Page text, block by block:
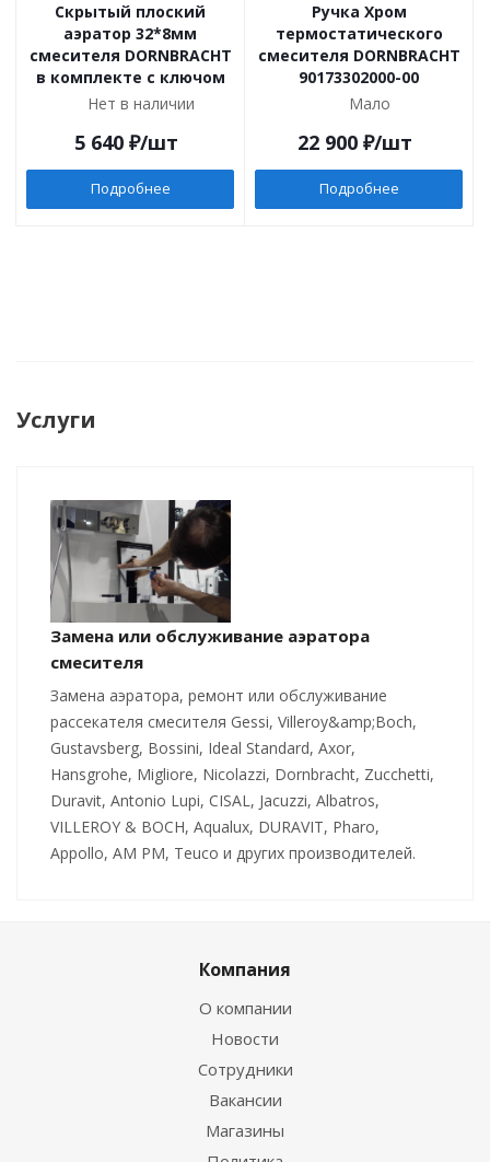
Скрытый плоский
аэратор 32*8мм
смесителя DORNBRACHT
в комплекте с ключом
Нет в наличии
5 640 ₽/шт
Подробнее
Ручка Хром
термостатического
смесителя DORNBRACHT
90173302000-00
Мало
22 900 ₽/шт
Подробнее
Услуги
Замена или обслуживание аэратора
смесителя
Замена аэратора, ремонт или обслуживание
рассекателя смесителя Gessi, Villeroy&amp;Boch,
Gustavsberg, Bossini, Ideal Standard, Axor,
Hansgrohe, Migliore, Nicolazzi, Dornbracht, Zucchetti,
Duravit, Antonio Lupi, CISAL, Jacuzzi, Albatros,
VILLEROY & BOCH, Aqualux, DURAVIT, Pharo,
Appollo, AM PM, Teuco и других производителей.
Компания
О компании
Новости
Сотрудники
Вакансии
Магазины